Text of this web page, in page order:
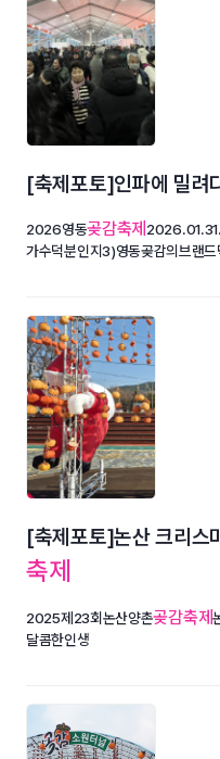
[축제포토]인파에 밀려
2026영동곶감축제
가수덕분인지3)영동곶감의브랜
[축제포토]논산 크리스
축제
2025제23회논산양촌곶감축제
달콤한인생